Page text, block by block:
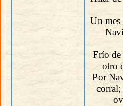
Un mes
Frío de
otro
Por
corral;